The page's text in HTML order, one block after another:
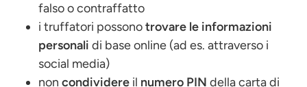
falso o contraffatto
i truffatori possonotrovare le informazioni
personali di base online (ad es. attraverso i
social media)
non condividere il numero PIN della carta di